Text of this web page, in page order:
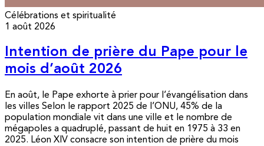
Célébrations et spiritualité
1 août 2026
Intention de prière du Pape pour le
mois d’août 2026
En août, le Pape exhorte à prier pour l’évangélisation dans
les villes Selon le rapport 2025 de l’ONU, 45% de la
population mondiale vit dans une ville et le nombre de
mégapoles a quadruplé, passant de huit en 1975 à 33 en
2025. Léon XIV consacre son intention de prière du mois